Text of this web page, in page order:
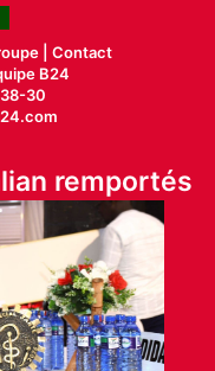
| Contact
B24
30
remportés